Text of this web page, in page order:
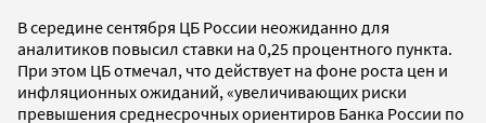
В середине сентября ЦБ России неожиданно для
аналитиков повысил ставки на 0,25 процентного пункта.
При этом ЦБ отмечал, что действует на фоне роста цен и
инфляционных ожиданий, «увеличивающих риски
превышения среднесрочных ориентиров Банка России по